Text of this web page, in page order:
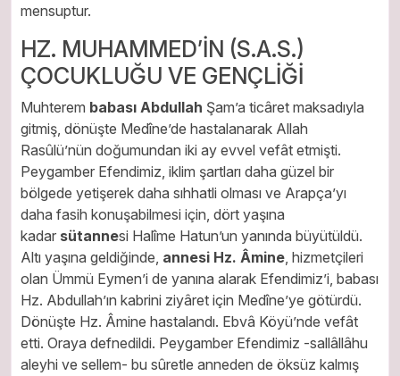
mensuptur.
HZ. MUHAMMED’İN (S.A.S.)
ÇOCUKLUĞU VE GENÇLİĞİ
Muhterem babası Abdullah Şam’a ticâret maksadıyla
gitmiş, dönüşte Medîne’de hastalanarak Allah
Rasûlü’nün doğumundan iki ay evvel vefât etmişti.
Peygamber Efendimiz, iklim şartları daha güzel bir
bölgede yetişerek daha sıhhatli olması ve Arapça’yı
daha fasih konuşabilmesi için, dört yaşına
kadar sütannesi Halîme Hatun’un yanında büyütüldü.
Altı yaşına geldiğinde, annesi Hz. Âmine, hizmetçileri
olan Ümmü Eymen’i de yanına alarak Efendimiz’i, babası
Hz. Abdullah’ın kabrini ziyâret için Medîne’ye götürdü.
Dönüşte Hz. Âmine hastalandı. Ebvâ Köyü’nde vefât
etti. Oraya defnedildi. Peygamber Efendimiz -sallâllâhu
aleyhi ve sellem- bu sûretle anneden de öksüz kalmış